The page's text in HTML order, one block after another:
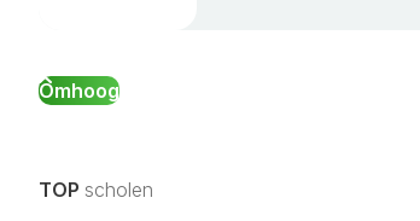
Omhoog
TOP scholen